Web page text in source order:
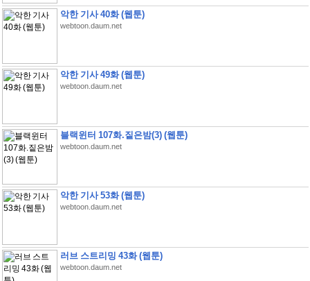
악한 기사 40화 (웹툰)
webtoon.daum.net
악한 기사 49화 (웹툰)
webtoon.daum.net
블랙윈터 107화.짙은밤(3) (웹툰)
webtoon.daum.net
악한 기사 53화 (웹툰)
webtoon.daum.net
러브 스트리밍 43화 (웹툰)
webtoon.daum.net